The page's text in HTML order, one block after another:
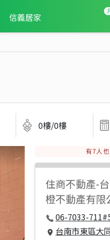
信義居家
0樓/0樓
有7人
住商不動產-
橙不動產有限
06-7033-
台南市東區大